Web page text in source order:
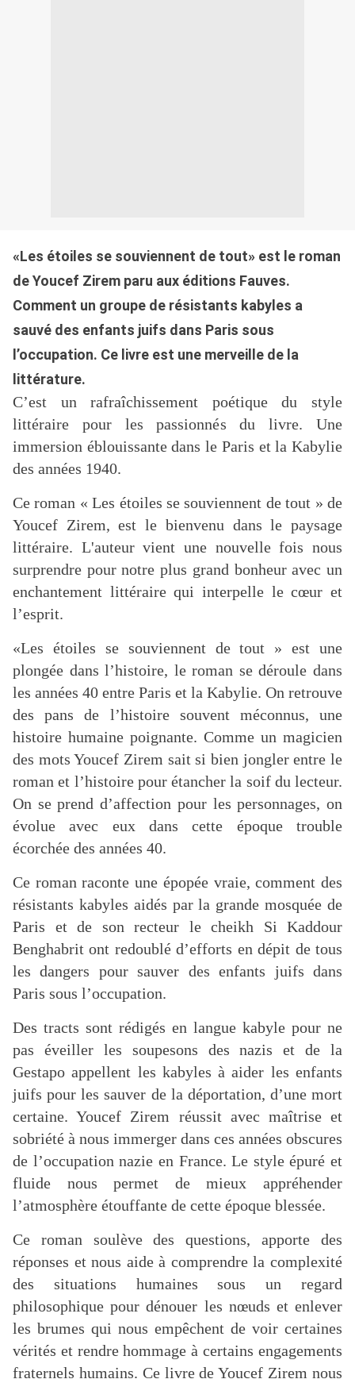
«Les étoiles se souviennent de tout» est le roman
de Youcef Zirem paru aux éditions Fauves.
Comment un groupe de résistants kabyles a
sauvé des enfants juifs dans Paris sous
l’occupation. Ce livre est une merveille de la
littérature.
C’est un rafraîchissement poétique du style
littéraire pour les passionnés du livre. Une
immersion éblouissante dans le Paris et la Kabylie
des années 1940.
Ce roman « Les étoiles se souviennent de tout » de
Youcef Zirem, est le bienvenu dans le paysage
littéraire. L'auteur vient une nouvelle fois nous
surprendre pour notre plus grand bonheur avec un
enchantement littéraire qui interpelle le cœur et
l’esprit.
«Les étoiles se souviennent de tout » est une
plongée dans l’histoire, le roman se déroule dans
les années 40 entre Paris et la Kabylie. On retrouve
des pans de l’histoire souvent méconnus, une
histoire humaine poignante. Comme un magicien
des mots Youcef Zirem sait si bien jongler entre le
roman et l’histoire pour étancher la soif du lecteur.
On se prend d’affection pour les personnages, on
évolue avec eux dans cette époque trouble
écorchée des années 40.
Ce roman raconte une épopée vraie, comment des
résistants kabyles aidés par la grande mosquée de
Paris et de son recteur le cheikh Si Kaddour
Benghabrit ont redoublé d’efforts en dépit de tous
les dangers pour sauver des enfants juifs dans
Paris sous l’occupation.
Des tracts sont rédigés en langue kabyle pour ne
pas éveiller les soupesons des nazis et de la
Gestapo appellent les kabyles à aider les enfants
juifs pour les sauver de la déportation, d’une mort
certaine. Youcef Zirem réussit avec maîtrise et
sobriété à nous immerger dans ces années obscures
de l’occupation nazie en France. Le style épuré et
fluide nous permet de mieux appréhender
l’atmosphère étouffante de cette époque blessée.
Ce roman soulève des questions, apporte des
réponses et nous aide à comprendre la complexité
des situations humaines sous un regard
philosophique pour dénouer les nœuds et enlever
les brumes qui nous empêchent de voir certaines
vérités et rendre hommage à certains engagements
fraternels humains. Ce livre de Youcef Zirem nous